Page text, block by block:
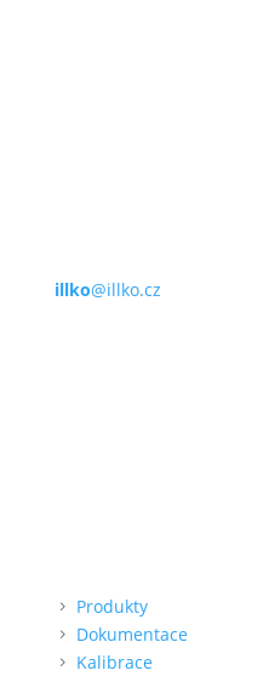
illko@illko.cz
Produkty
Dokumentace
Kalibrace